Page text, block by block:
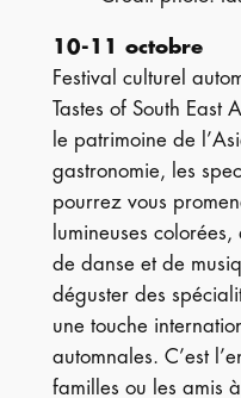
10-11 octobre
Festival culturel
Tastes of South East
le patrimoine de
gastronomie, les
pourrez vous
lumineuses
de danse et de
déguster des
une touche
automnales. C’est
familles ou les amis